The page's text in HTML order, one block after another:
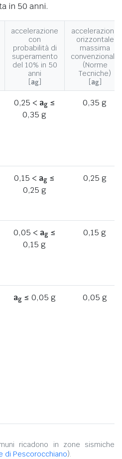
in 50 anni.
accelerazione
con
probabilità di
superamento
del 10% in 50
anni
[ag]
accelerazione
orizzontale
massima
convenzionale
(Norme
Tecniche)
[ag]
0,25 < ag≤
0,35 g
0,35 g
0,15 < ag ≤
0,25 g
0,25 g
0,05 < ag≤
0,15 g
0,15 g
ag≤ 0,05 g 0,05 g
ricadono in zone sismiche
di Pescorocchiano).